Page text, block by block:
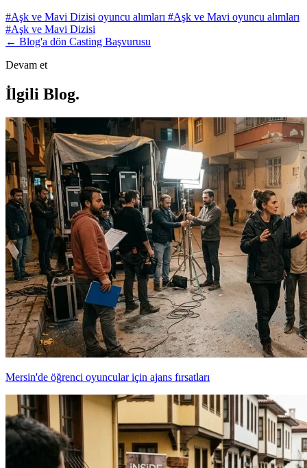
#Aşk ve Mavi Dizisi oyuncu alımları #Aşk ve Mavi oyuncu alımları
#Aşk ve Mavi Dizisi
← Blog'a dön Casting Başvurusu
Devam et
İlgili Blog.
Mersin'de öğrenci oyuncular için ajans fırsatları